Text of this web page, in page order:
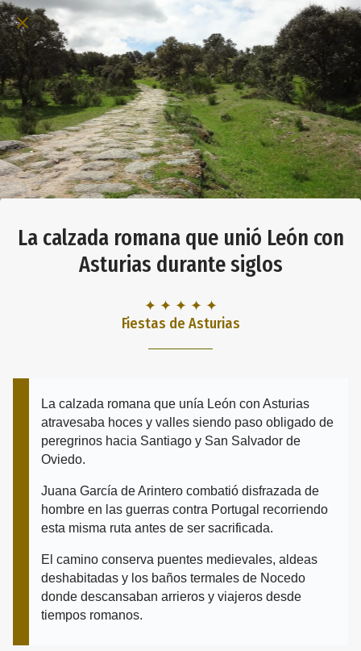
La calzada romana que unió León con
Asturias durante siglos
✦ ✦ ✦ ✦ ✦
Fiestas de Asturias
La calzada romana que unía León con Asturias
atravesaba hoces y valles siendo paso obligado de
peregrinos hacia Santiago y San Salvador de
Oviedo.
Juana García de Arintero combatió disfrazada de
hombre en las guerras contra Portugal recorriendo
esta misma ruta antes de ser sacrificada.
El camino conserva puentes medievales, aldeas
deshabitadas y los baños termales de Nocedo
donde descansaban arrieros y viajeros desde
tiempos romanos.